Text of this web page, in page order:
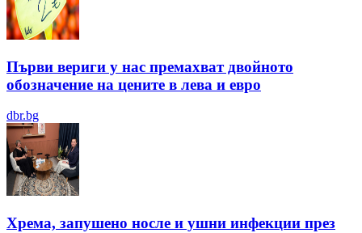
Първи вериги у нас премахват двойното
обозначение на цените в лева и евро
dbr.bg
Хрема, запушено носле и ушни инфекции през